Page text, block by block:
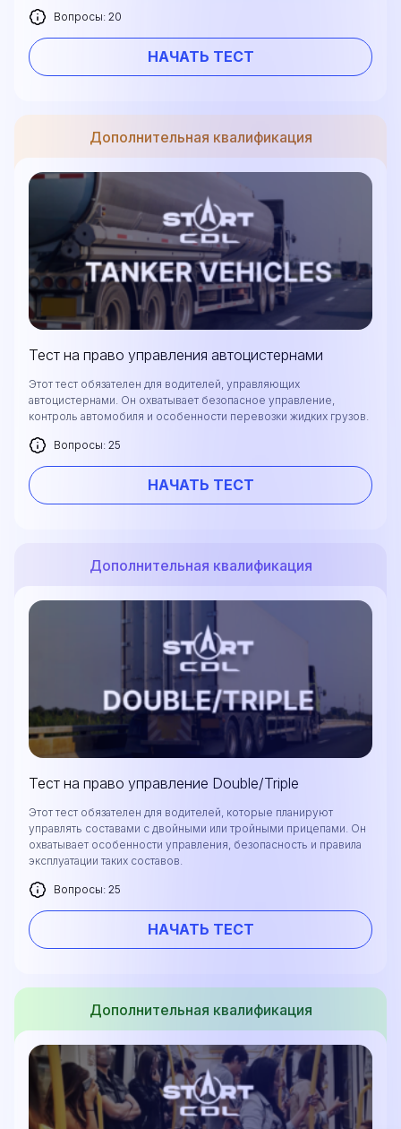
Вопросы: 20
НАЧАТЬ ТЕСТ
Дополнительная квалификация
Тест на право управления автоцистернами
Этот тест обязателен для водителей, управляющих
автоцистернами. Он охватывает безопасное управление,
контроль автомобиля и особенности перевозки жидких грузов.
Вопросы: 25
НАЧАТЬ ТЕСТ
Дополнительная квалификация
Тест на право управление Double/Triple
Этот тест обязателен для водителей, которые планируют
управлять составами с двойными или тройными прицепами. Он
охватывает особенности управления, безопасность и правила
эксплуатации таких составов.
Вопросы: 25
НАЧАТЬ ТЕСТ
Дополнительная квалификация
Оставьте свои данные, и мы предоставим вам
бесплатную консультацию о процессе
напрямую по телефону+1 844 227 2162
поддержка доступна на английском,
украинском и русском языках.